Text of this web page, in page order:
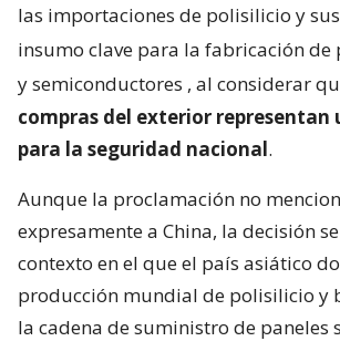
las importaciones de polisilicio y
insumo clave para la fabricación de
y semiconductores , al considerar
compras del exterior representan
para la seguridad nacional.
Aunque la proclamación no
expresamente a China, la decisión
contexto en el que el país asiático
producción mundial de polisilicio y
la cadena de suministro de paneles